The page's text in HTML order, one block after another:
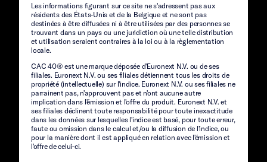
Les informations figurant sur ce site ne s'adressent pas aux
résidents des États-Unis et de la Belgique et ne sont pas
destinées à être diffusées ni à être utilisées par des personnes se
trouvant dans un pays ou une juridiction où une telle distribution
et utilisation seraient contraires à la loi ou à la règlementation
locale.
CAC 40® est une marque déposée d'Euronext N.V. ou de ses
filiales. Euronext N.V. ou ses filiales détiennent tous les droits de
propriété (intellectuelle) sur l'indice. Euronext N.V. ou ses filiales ne
parrainent pas, n'approuvent pas et n'ont aucune autre
implication dans l'émission et l'offre du produit. Euronext N.V. et
ses filiales déclinent toute responsabilité pour toute inexactitude
dans les données sur lesquelles l'indice est basé, pour toute erreur,
faute ou omission dans le calcul et/ou la diffusion de l'indice, ou
pour la manière dont il est appliqué en relation avec l'émission et
l'offre de celui-ci.